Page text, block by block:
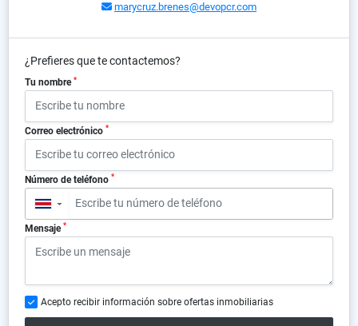
marycruz.brenes@devopcr.com
¿Prefieres que te contactemos?
Tu nombre *
Correo electrónico *
Número de teléfono *
▼
Mensaje *
Acepto recibir información sobre ofertas inmobiliarias